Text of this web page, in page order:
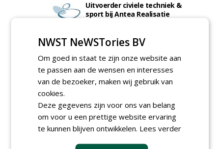
Uitvoerder civiele techniek &
sport bij Antea Realisatie
Allround
magazijnmedewerker
(fulltime) bij DSV zaden
Nederland B.V.
06-08-2026, Ven Zelderheide
Groeiplaats specialist bij
30-07-2026, Schalkwijk
Boominspecteur bij
Boomtotaalzorg24-40 uur
NWST NeWSTories BV
Om goed in staat te zijn onze website aan
te passen aan de wensen en interesses
van de bezoeker, maken wij gebruik van
cookies.
Deze gegevens zijn voor ons van belang
om voor u een prettige website ervaring
te kunnen blijven ontwikkelen. Lees verder